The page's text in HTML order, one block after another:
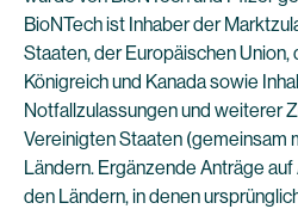
BioNTech ist Inhaber der
Staaten, der Europäischen Union,
Königreich und Kanada sowie
Notfallzulassungen und weiterer
Vereinigten Staaten (gemeinsam
Ländern. Ergänzende Anträge
den Ländern, in denen